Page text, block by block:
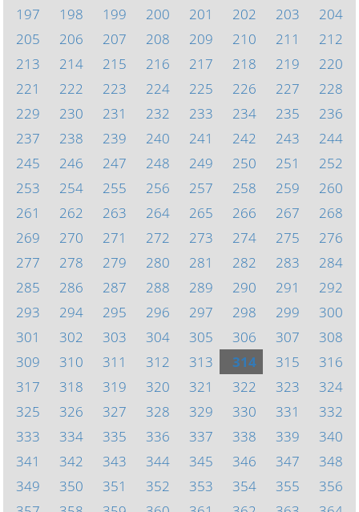
197
198 199 200 201 202 203
204
205
206 207 208 209 210 211
212
213
214 215 216 217 218 219
220
221
222 223 224 225 226 227
228
229
230 231 232 233 234 235
236
237
238 239 240 241 242 243
244
245
246 247 248 249 250 251
252
253
254 255 256 257 258 259
260
261
262 263 264 265 266 267
268
269
270 271 272 273 274 275
276
277
278 279 280 281 282 283
284
285
286 287 288 289 290 291
292
293
294 295 296 297 298 299
300
301
302 303 304 305 306 307
308
309
310 311 312 313 314 315
316
317
318 319 320 321 322 323
324
325
326 327 328 329 330 331
332
333
334 335 336 337 338 339
340
341
342 343 344 345 346 347
348
349
350 351 352 353 354 355
356